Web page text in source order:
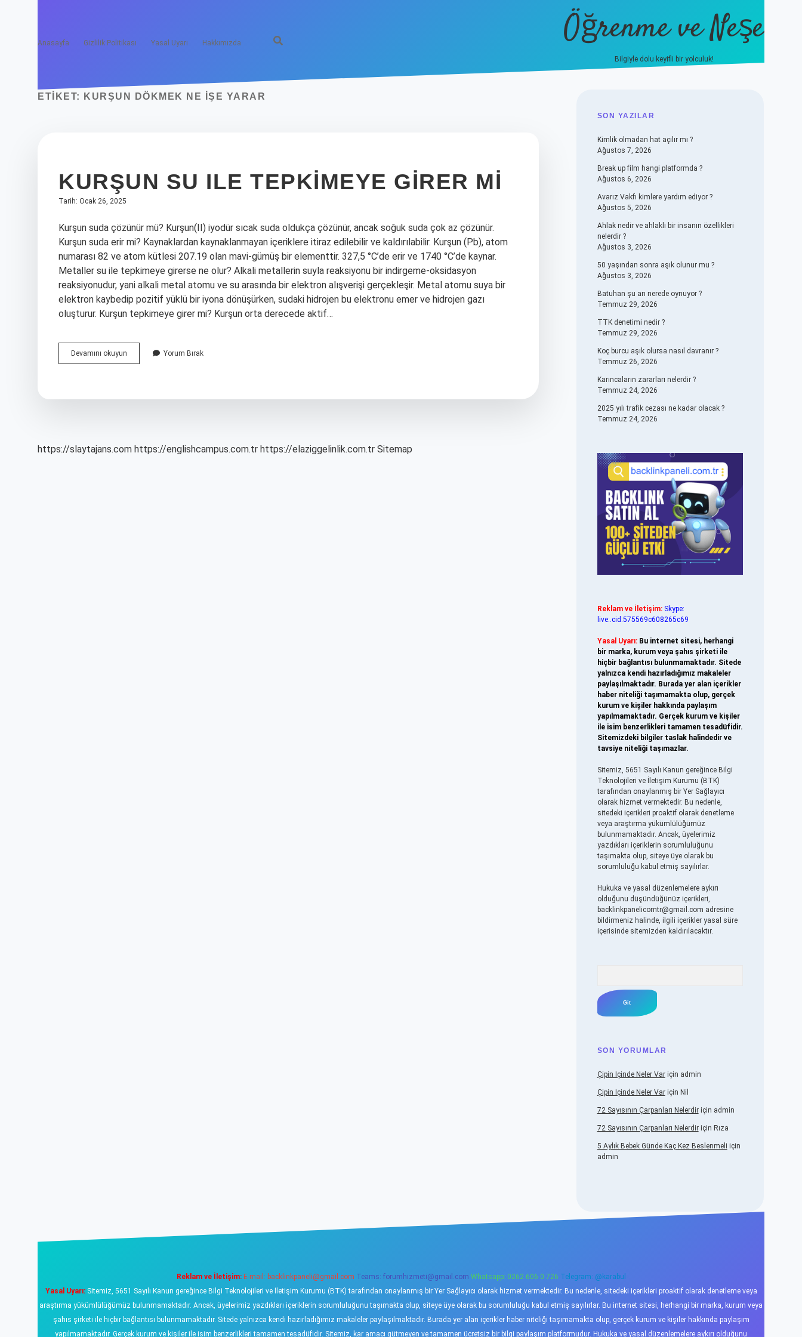
Anasayfa Gizlilik Politikası Yasal Uyarı Hakkımızda Öğrenme ve Neşe
Bilgiyle dolu keyifli bir yolculuk!
ETIKET: KURŞUN DÖKMEK NE IŞE YARAR
KURŞUN SU ILE TEPKIMEYE GIRER MI
Tarih: Ocak 26, 2025
Kurşun suda çözünür mü? Kurşun(II) iyodür sıcak suda oldukça çözünür, ancak soğuk suda çok az çözünür.
Kurşun suda erir mi? Kaynaklardan kaynaklanmayan içeriklere itiraz edilebilir ve kaldırılabilir. Kurşun (Pb), atom
numarası 82 ve atom kütlesi 207.19 olan mavi-gümüş bir elementtir. 327,5 °C’de erir ve 1740 °C’de kaynar.
Metaller su ile tepkimeye girerse ne olur? Alkali metallerin suyla reaksiyonu bir indirgeme-oksidasyon
reaksiyonudur, yani alkali metal atomu ve su arasında bir elektron alışverişi gerçekleşir. Metal atomu suya bir
elektron kaybedip pozitif yüklü bir iyona dönüşürken, sudaki hidrojen bu elektronu emer ve hidrojen gazı
oluşturur. Kurşun tepkimeye girer mi? Kurşun orta derecede aktif…
Devamını okuyun
Su
Yorum Bırak
https://slaytajans.com https://englishcampus.com.tr https://elaziggelinlik.com.tr Sitemap
SIDEBAR
SON YAZILAR
Kimlik olmadan hat açılır mı ?
Ağustos 7, 2026
Break up film hangi platformda ?
Ağustos 6, 2026
Avarız Vakfı kimlere yardım ediyor ?
Ağustos 5, 2026
Ahlak nedir ve ahlaklı bir insanın özellikleri
nelerdir ?
Ağustos 3, 2026
50 yaşından sonra aşık olunur mu ?
Ağustos 3, 2026
Batuhan şu an nerede oynuyor ?
Temmuz 29, 2026
TTK denetimi nedir ?
Temmuz 29, 2026
Koç burcu aşık olursa nasıl davranır ?
Temmuz 26, 2026
Karıncaların zararları nelerdir ?
Temmuz 24, 2026
2025 yılı trafik cezası ne kadar olacak ?
Temmuz 24, 2026
Reklam ve İletişim: Skype:
live:.cid.575569c608265c69
Yasal Uyarı: Bu internet sitesi, herhangi
bir marka, kurum veya şahıs şirketi ile
hiçbir bağlantısı bulunmamaktadır. Sitede
yalnızca kendi hazırladığımız makaleler
paylaşılmaktadır. Burada yer alan içerikler
haber niteliği taşımamakta olup, gerçek
kurum ve kişiler hakkında paylaşım
yapılmamaktadır. Gerçek kurum ve kişiler
ile isim benzerlikleri tamamen tesadüfidir.
Sitemizdeki bilgiler taslak halindedir ve
tavsiye niteliği taşımazlar.
Sitemiz, 5651 Sayılı Kanun gereğince Bilgi
Teknolojileri ve İletişim Kurumu (BTK)
tarafından onaylanmış bir Yer Sağlayıcı
olarak hizmet vermektedir. Bu nedenle,
sitedeki içerikleri proaktif olarak denetleme
veya araştırma yükümlülüğümüz
bulunmamaktadır. Ancak, üyelerimiz
yazdıkları içeriklerin sorumluluğunu
taşımakta olup, siteye üye olarak bu
sorumluluğu kabul etmiş sayılırlar.
Hukuka ve yasal düzenlemelere aykırı
olduğunu düşündüğünüz içerikleri,
backlinkpanelicomtr@gmail.com adresine
bildirmeniz halinde, ilgili içerikler yasal süre
içerisinde sitemizden kaldırılacaktır.
SON YORUMLAR
Çipin Içinde Neler Variçin admin
Çipin Içinde Neler Variçin Nil
72 Sayısının Çarpanları Nelerdiriçin admin
72 Sayısının Çarpanları Nelerdiriçin Rıza
5 Aylık Bebek Günde Kaç Kez Beslenmeli için
admin
Reklam ve İletişim: E-mail: backlinkpaneli@gmail.com Teams: forumhizmeti@gmail.com Whatsapp: 0262 606 0 726 Telegram: @karabul
Yasal Uyarı:Sitemiz, 5651 Sayılı Kanun gereğince Bilgi Teknolojileri ve İletişim Kurumu (BTK) tarafından onaylanmış bir Yer Sağlayıcı olarak hizmet vermektedir. Bu nedenle, sitedeki içerikleri proaktif olarak denetleme veya
araştırma yükümlülüğümüz bulunmamaktadır. Ancak, üyelerimiz yazdıkları içeriklerin sorumluluğunu taşımakta olup, siteye üye olarak bu sorumluluğu kabul etmiş sayılırlar. Bu internet sitesi, herhangi bir marka, kurum veya
şahıs şirketi ile hiçbir bağlantısı bulunmamaktadır. Sitede yalnızca kendi hazırladığımız makaleler paylaşılmaktadır. Burada yer alan içerikler haber niteliği taşımamakta olup, gerçek kurum ve kişiler hakkında paylaşım
yapılmamaktadır. Gerçek kurum ve kişiler ile isim benzerlikleri tamamen tesadüfidir. Sitemiz, kar amacı gütmeyen ve tamamen ücretsiz bir bilgi paylaşım platformudur. Hukuka ve yasal düzenlemelere aykırı olduğunu